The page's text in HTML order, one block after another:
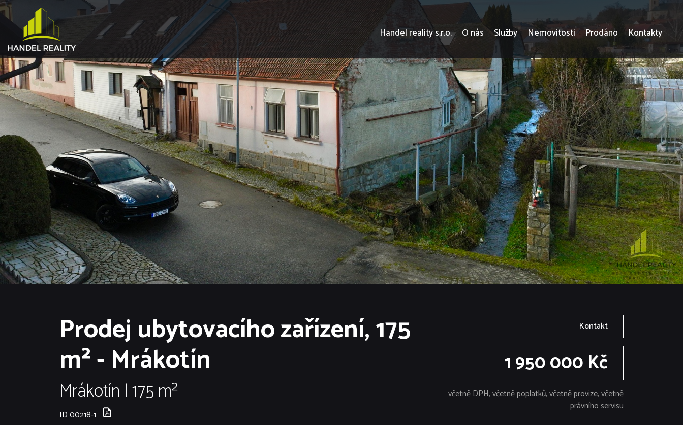
Handel reality s.r.o. O nás Služby Nemovitosti Prodáno Kontakty
Prodej ubytovacího zařízení, 175
m² - Mrákotín
Mrákotín | 175 m²
ID 00218-1
Kontakt
1 950 000 Kč
včetně DPH, včetně poplatků, včetně provize, včetně
právního servisu